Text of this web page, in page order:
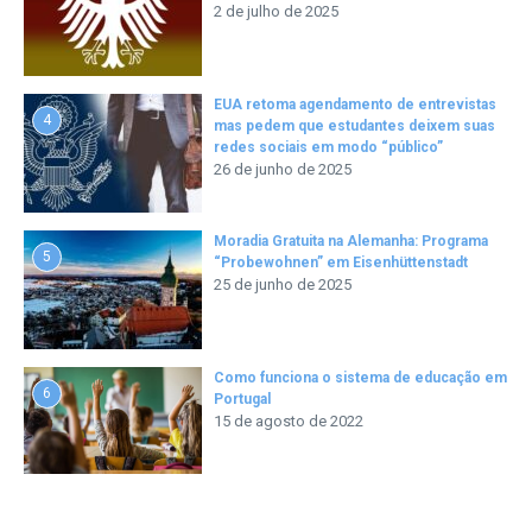
2 de julho de 2025
4
EUA retoma agendamento de entrevistas
mas pedem que estudantes deixem suas
redes sociais em modo “público”
26 de junho de 2025
5
Moradia Gratuita na Alemanha: Programa
“Probewohnen” em Eisenhüttenstadt
25 de junho de 2025
6
Como funciona o sistema de educação em
Portugal
15 de agosto de 2022